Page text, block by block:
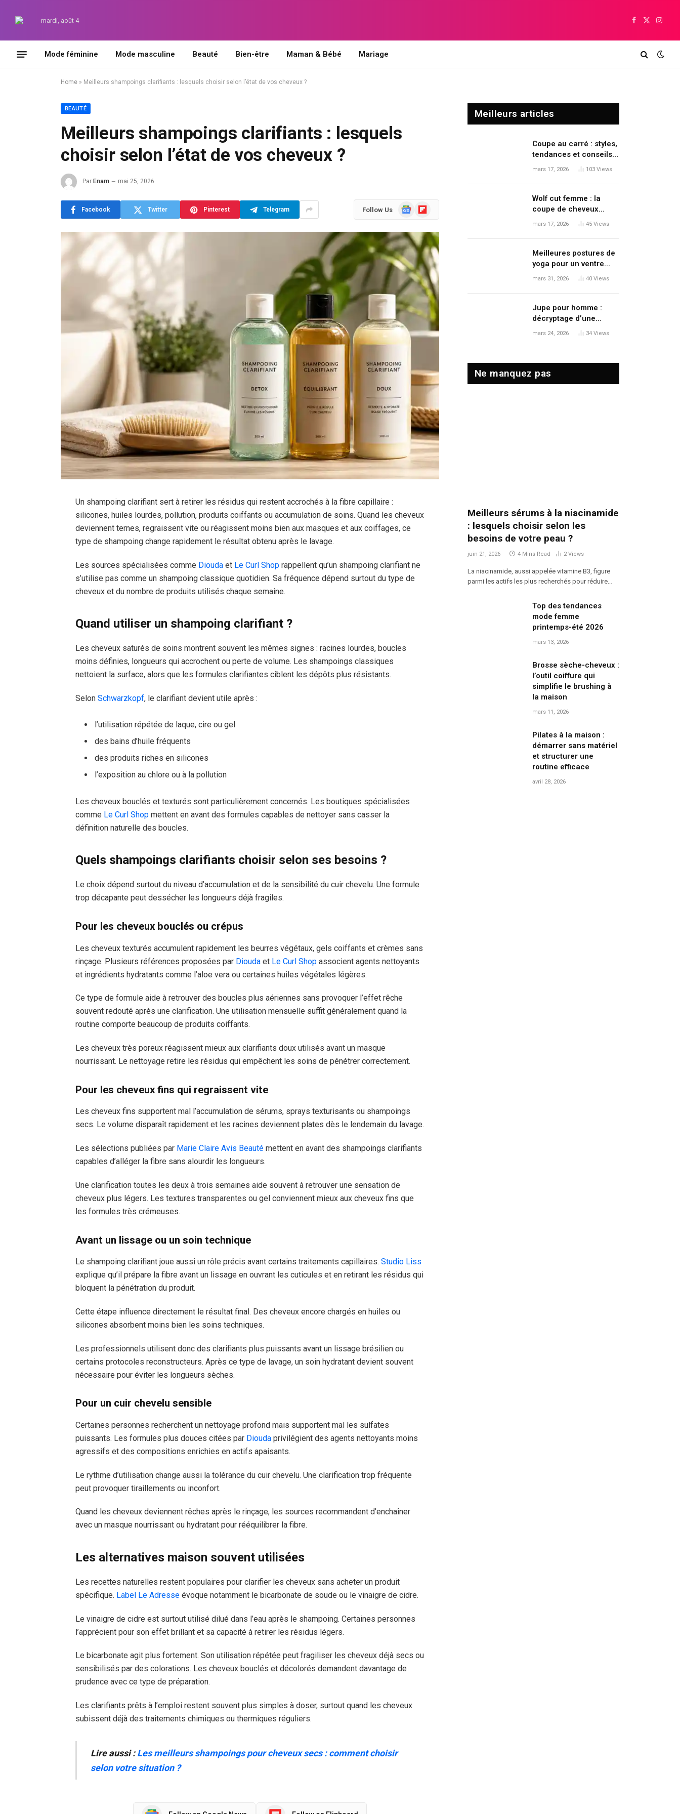
mardi, août 4
Facebook
X
Mode féminine Mode masculine Beauté Bien-être Maman & Bébé Mariage
Home » Meilleurs shampoings clarifiants : lesquels choisir selon l’état de vos cheveux ?
BEAUTÉ
Meilleurs shampoings clarifiants : lesquels
choisir selon l’état de vos cheveux ?
Par Enam mai 25, 2026
Facebook Twitter Pinterest Telegram Follow Us
GoogleFlipboard
Un shampoing clarifiant sert à retirer les résidus qui restent accrochés à la fibre capillaire :
silicones, huiles lourdes, pollution, produits coiffants ou accumulation de soins. Quand les cheveux
deviennent ternes, regraissent vite ou réagissent moins bien aux masques et aux coiffages, ce
type de shampoing change rapidement le résultat obtenu après le lavage.
Les sources spécialisées comme Diouda et Le Curl Shop rappellent qu’un shampoing clarifiant ne
s’utilise pas comme un shampoing classique quotidien. Sa fréquence dépend surtout du type de
cheveux et du nombre de produits utilisés chaque semaine.
Quand utiliser un shampoing clarifiant ?
Les cheveux saturés de soins montrent souvent les mêmes signes : racines lourdes, boucles
moins définies, longueurs qui accrochent ou perte de volume. Les shampoings classiques
nettoient la surface, alors que les formules clarifiantes ciblent les dépôts plus résistants.
SelonSchwarzkopf, le clarifiant devient utile après :
l’utilisation répétée de laque, cire ou gel
des bains d’huile fréquents
des produits riches en silicones
l’exposition au chlore ou à la pollution
Les cheveux bouclés et texturés sont particulièrement concernés. Les boutiques spécialisées
comme Le Curl Shop mettent en avant des formules capables de nettoyer sans casser la
définition naturelle des boucles.
Quels shampoings clarifiants choisir selon ses besoins ?
Le choix dépend surtout du niveau d’accumulation et de la sensibilité du cuir chevelu. Une formule
trop décapante peut dessécher les longueurs déjà fragiles.
Pour les cheveux bouclés ou crépus
Les cheveux texturés accumulent rapidement les beurres végétaux, gels coiffants et crèmes sans
rinçage. Plusieurs références proposées par Diouda et Le Curl Shop associent agents nettoyants
et ingrédients hydratants comme l’aloe vera ou certaines huiles végétales légères.
Ce type de formule aide à retrouver des boucles plus aériennes sans provoquer l’effet rêche
souvent redouté après une clarification. Une utilisation mensuelle suffit généralement quand la
routine comporte beaucoup de produits coiffants.
Les cheveux très poreux réagissent mieux aux clarifiants doux utilisés avant un masque
nourrissant. Le nettoyage retire les résidus qui empêchent les soins de pénétrer correctement.
Pour les cheveux fins qui regraissent vite
Les cheveux fins supportent mal l’accumulation de sérums, sprays texturisants ou shampoings
secs. Le volume disparaît rapidement et les racines deviennent plates dès le lendemain du lavage.
Les sélections publiées par Marie Claire Avis Beauté mettent en avant des shampoings clarifiants
capables d’alléger la fibre sans alourdir les longueurs.
Une clarification toutes les deux à trois semaines aide souvent à retrouver une sensation de
cheveux plus légers. Les textures transparentes ou gel conviennent mieux aux cheveux fins que
les formules très crémeuses.
Avant un lissage ou un soin technique
Le shampoing clarifiant joue aussi un rôle précis avant certains traitements capillaires.Studio Liss
explique qu’il prépare la fibre avant un lissage en ouvrant les cuticules et en retirant les résidus qui
bloquent la pénétration du produit.
Cette étape influence directement le résultat final. Des cheveux encore chargés en huiles ou
silicones absorbent moins bien les soins techniques.
Les professionnels utilisent donc des clarifiants plus puissants avant un lissage brésilien ou
certains protocoles reconstructeurs. Après ce type de lavage, un soin hydratant devient souvent
nécessaire pour éviter les longueurs sèches.
Pour un cuir chevelu sensible
Certaines personnes recherchent un nettoyage profond mais supportent mal les sulfates
puissants. Les formules plus douces citées par Diouda privilégient des agents nettoyants moins
agressifs et des compositions enrichies en actifs apaisants.
Le rythme d’utilisation change aussi la tolérance du cuir chevelu. Une clarification trop fréquente
peut provoquer tiraillements ou inconfort.
Quand les cheveux deviennent rêches après le rinçage, les sources recommandent d’enchaîner
avec un masque nourrissant ou hydratant pour rééquilibrer la fibre.
Les alternatives maison souvent utilisées
Les recettes naturelles restent populaires pour clarifier les cheveux sans acheter un produit
spécifique. Label Le Adresse évoque notamment le bicarbonate de soude ou le vinaigre de cidre.
Le vinaigre de cidre est surtout utilisé dilué dans l’eau après le shampoing. Certaines personnes
l’apprécient pour son effet brillant et sa capacité à retirer les résidus légers.
Le bicarbonate agit plus fortement. Son utilisation répétée peut fragiliser les cheveux déjà secs ou
sensibilisés par des colorations. Les cheveux bouclés et décolorés demandent davantage de
prudence avec ce type de préparation.
Les clarifiants prêts à l’emploi restent souvent plus simples à doser, surtout quand les cheveux
subissent déjà des traitements chimiques ou thermiques réguliers.
Lire aussi :Les meilleurs shampoings pour cheveux secs : comment choisir
selon votre situation ?
Meilleurs articles
Coupe au carré : styles,
tendances et conseils
pour moderniser sa
mars 17, 2026 103 Views
Wolf cut femme : la
coupe de cheveux
tendance qui dynamise
mars 17, 2026 45 Views
Meilleures postures de
yoga pour un ventre
plat : tonifier, dégonfler
mars 31, 2026 40 Views
Jupe pour homme :
décryptage d’une
tendance mode qui
mars 24, 2026 34 Views
Ne manquez pas
Meilleurs sérums à la niacinamide
: lesquels choisir selon les
besoins de votre peau ?
juin 21, 2026 4 Mins Read 2Views
La niacinamide, aussi appelée vitamine B3, figure
parmi les actifs les plus recherchés pour réduire…
Top des tendances
mode femme
printemps-été 2026
mars 13, 2026
Brosse sèche-cheveux :
l’outil coiffure qui
simplifie le brushing à
la maison
mars 11, 2026
Pilates à la maison :
démarrer sans matériel
et structurer une
routine efficace
avril 28, 2026